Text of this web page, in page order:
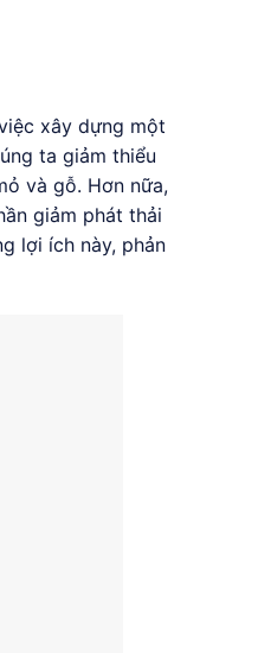
xây dựng một
ta giảm thiểu
và gỗ. Hơn nữa,
giảm phát thải
lợi ích này, phản